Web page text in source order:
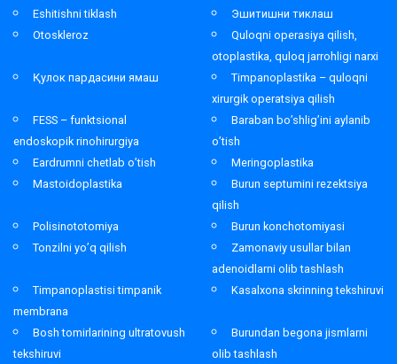
Eshitishni tiklash
Эшитишни тиклаш
Otoskleroz
Quloqni operasiya qilish,
otoplastika, quloq jarrohligi narxi
Қулок пардасини ямаш
Timpanoplastika – quloqni
xirurgik operatsiya qilish
FESS – funktsional
endoskopik rinohirurgiya
Baraban bo’shlig’ini aylanib
o’tish
Eardrumni chetlab o’tish
Meringoplastika
Mastoidoplastika
Burun septumini rezektsiya
qilish
Polisinototomiya
Burun konchotomiyasi
Tonzilni yo’q qilish
Zamonaviy usullar bilan
adenoidlarni olib tashlash
Timpanoplastisi timpanik
membrana
Kasalxona skrinning tekshiruvi
Bosh tomirlarining ultratovush
tekshiruvi
Burundan begona jismlarni
olib tashlash